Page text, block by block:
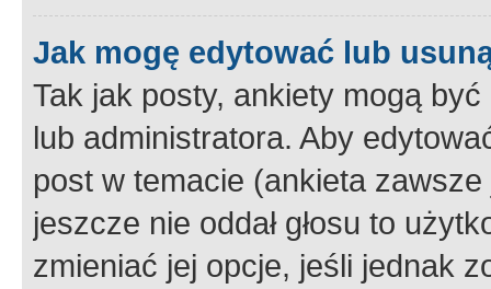
Jak mogę edytować lub
Tak jak posty, ankiety mogą
lub administratora. Aby
post w temacie (ankieta
jeszcze nie oddał głosu to
zmieniać jej opcje, jeśli jednak